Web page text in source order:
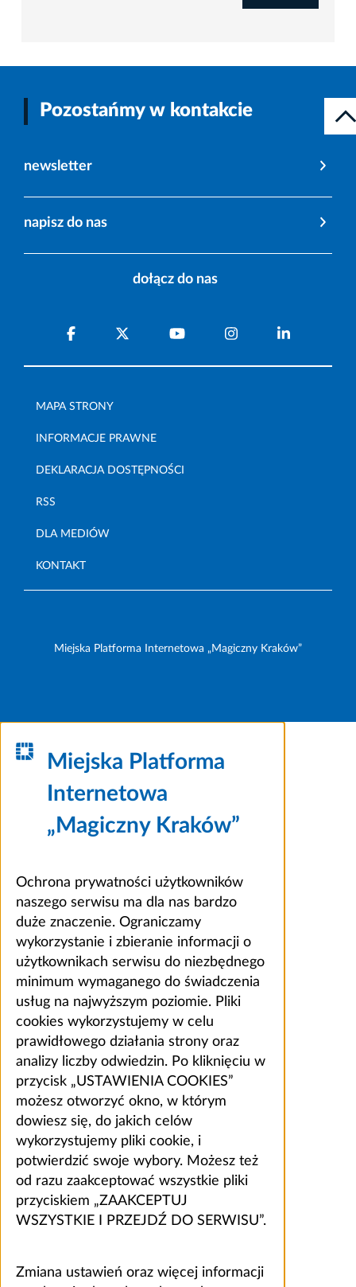
Pozostańmy w kontakcie
newsletter
napisz do nas
dołącz do nas
MAPA STRONY
INFORMACJE PRAWNE
DEKLARACJA DOSTĘPNOŚCI
RSS
DLA MEDIÓW
KONTAKT
Miejska Platforma Internetowa „Magiczny Kraków”
Miejska Platforma
Internetowa
„Magiczny Kraków”
Ochrona prywatności użytkowników
naszego serwisu ma dla nas bardzo
duże znaczenie. Ograniczamy
wykorzystanie i zbieranie informacji o
użytkownikach serwisu do niezbędnego
minimum wymaganego do świadczenia
usług na najwyższym poziomie. Pliki
cookies wykorzystujemy w celu
prawidłowego działania strony oraz
analizy liczby odwiedzin. Po kliknięciu w
przycisk „USTAWIENIA COOKIES”
możesz otworzyć okno, w którym
dowiesz się, do jakich celów
wykorzystujemy pliki cookie, i
potwierdzić swoje wybory. Możesz też
od razu zaakceptować wszystkie pliki
przyciskiem „ZAAKCEPTUJ
WSZYSTKIE I PRZEJDŹ DO SERWISU”.
Zmiana ustawień oraz więcej informacji